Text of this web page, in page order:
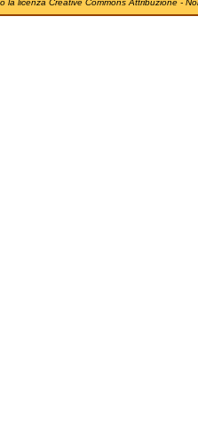
la licenza Creative Commons Attribuzione -